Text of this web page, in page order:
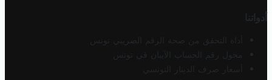
أدواتنا
أداة التحقق من صحة الرقم الضريبي تونس
محول رقم الحساب الآيبان في تونس
أسعار صرف الدينار التونسي